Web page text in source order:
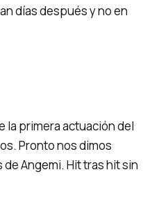
días después y no en
la primera actuación del
Pronto nos dimos
Angemi. Hit tras hit sin